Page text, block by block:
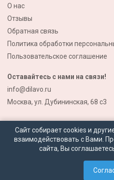
© 2026 Все права защищены
О нас
Отзывы
Обратная связь
Политика обработки
Пользовательское соглашение
Оставайтесь с нами на связи!
info@dilavo.ru
Москва, ул. Дубининская, 68 с3
Сайт собирает cookies и
взаимодействовать с Вами.
сайта, Вы